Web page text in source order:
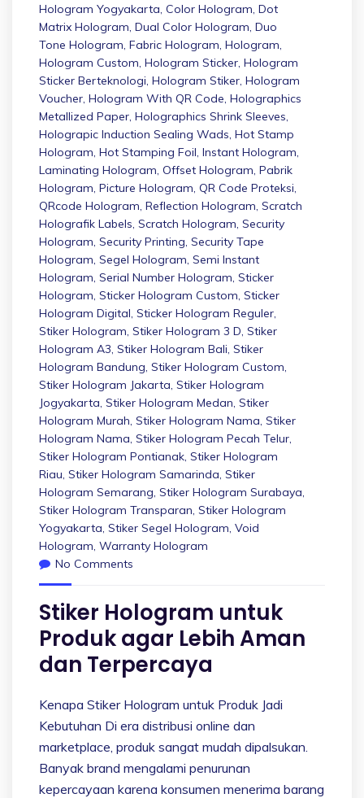
Hologram Yogyakarta, Color Hologram, Dot
Matrix Hologram, Dual Color Hologram, Duo
Tone Hologram, Fabric Hologram, Hologram,
Hologram Custom, Hologram Sticker, Hologram
Sticker Berteknologi, Hologram Stiker, Hologram
Voucher, Hologram With QR Code, Holographics
Metallized Paper, Holographics Shrink Sleeves,
Holograpic Induction Sealing Wads, Hot Stamp
Hologram, Hot Stamping Foil, Instant Hologram,
Laminating Hologram, Offset Hologram, Pabrik
Hologram, Picture Hologram, QR Code Proteksi,
QRcode Hologram, Reflection Hologram, Scratch
Holografik Labels, Scratch Hologram, Security
Hologram, Security Printing, Security Tape
Hologram, Segel Hologram, Semi Instant
Hologram, Serial Number Hologram, Sticker
Hologram, Sticker Hologram Custom, Sticker
Hologram Digital, Sticker Hologram Reguler,
Stiker Hologram, Stiker Hologram 3 D, Stiker
Hologram A3, Stiker Hologram Bali, Stiker
Hologram Bandung, Stiker Hologram Custom,
Stiker Hologram Jakarta, Stiker Hologram
Jogyakarta, Stiker Hologram Medan, Stiker
Hologram Murah, Stiker Hologram Nama, Stiker
Hologram Nama, Stiker Hologram Pecah Telur,
Stiker Hologram Pontianak, Stiker Hologram
Riau, Stiker Hologram Samarinda, Stiker
Hologram Semarang, Stiker Hologram Surabaya,
Stiker Hologram Transparan, Stiker Hologram
Yogyakarta, Stiker Segel Hologram, Void
Hologram, Warranty Hologram
No Comments
Stiker Hologram untuk
Produk agar Lebih Aman
dan Terpercaya
Kenapa Stiker Hologram untuk Produk Jadi
Kebutuhan Di era distribusi online dan
marketplace, produk sangat mudah dipalsukan.
Banyak brand mengalami penurunan
kepercayaan karena konsumen menerima barang